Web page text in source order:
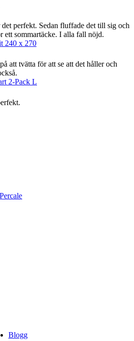
perfekt. Sedan fluffade det till sig och
ett sommartäcke. I alla fall nöjd.
240 x 270
att tvätta för att se att det håller och
2-Pack L
Blogg